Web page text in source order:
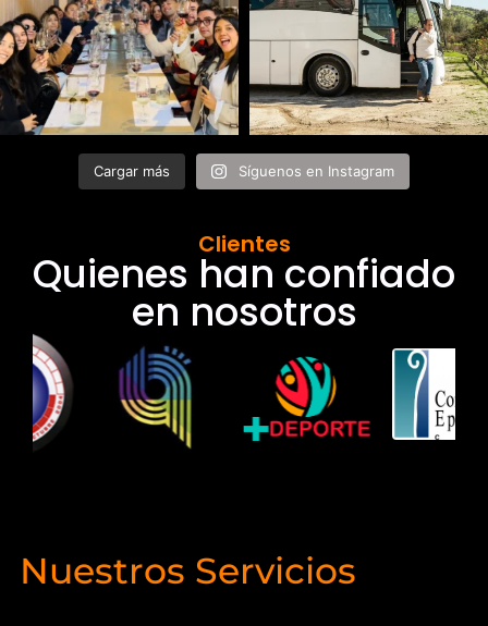
Cargar más Síguenos en Instagram
Clientes
Quienes han confiado
en nosotros
Nuestros Servicios